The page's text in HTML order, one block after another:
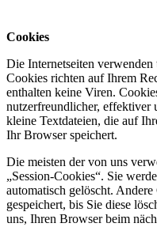
Cookies
Die Internetseiten
Cookies richten auf Ihrem
enthalten keine Viren.
nutzerfreundlicher, effektiver
kleine Textdateien, die auf
Ihr Browser speichert.
Die meisten der von uns
„Session-Cookies“. Sie
automatisch gelöscht.
gespeichert, bis Sie diese
uns, Ihren Browser beim